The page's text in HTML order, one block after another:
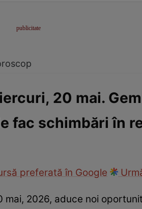
20 mai.
fac schimbări în
preferată în Google
mai, 2026, aduce noi